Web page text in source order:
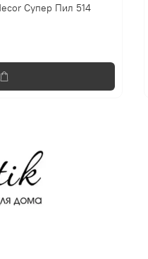
Супер Пил 514